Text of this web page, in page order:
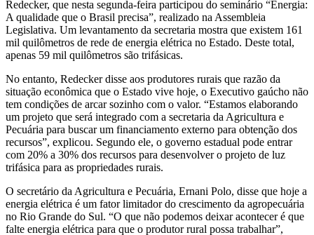
Redecker, que nesta segunda-feira participou do seminário “Energia:
A qualidade que o Brasil precisa”, realizado na Assembleia
Legislativa. Um levantamento da secretaria mostra que existem 161
mil quilômetros de rede de energia elétrica no Estado. Deste total,
apenas 59 mil quilômetros são trifásicas.
No entanto, Redecker disse aos produtores rurais que razão da
situação econômica que o Estado vive hoje, o Executivo gaúcho não
tem condições de arcar sozinho com o valor. “Estamos elaborando
um projeto que será integrado com a secretaria da Agricultura e
Pecuária para buscar um financiamento externo para obtenção dos
recursos”, explicou. Segundo ele, o governo estadual pode entrar
com 20% a 30% dos recursos para desenvolver o projeto de luz
trifásica para as propriedades rurais.
O secretário da Agricultura e Pecuária, Ernani Polo, disse que hoje a
energia elétrica é um fator limitador do crescimento da agropecuária
no Rio Grande do Sul. “O que não podemos deixar acontecer é que
falte energia elétrica para que o produtor rural possa trabalhar”,